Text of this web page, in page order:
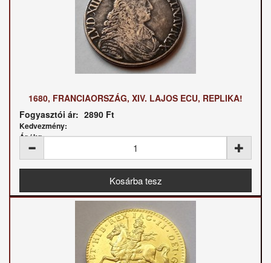
1680, FRANCIAORSZÁG, XIV. LAJOS ECU, REPLIKA!
Fogyasztói ár: 2890 Ft
Kedvezmény:
Ár / kg: